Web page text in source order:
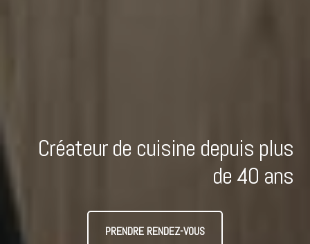
Créateur de cuisine depuis plus
de 40 ans
PRENDRE RENDEZ-VOUS